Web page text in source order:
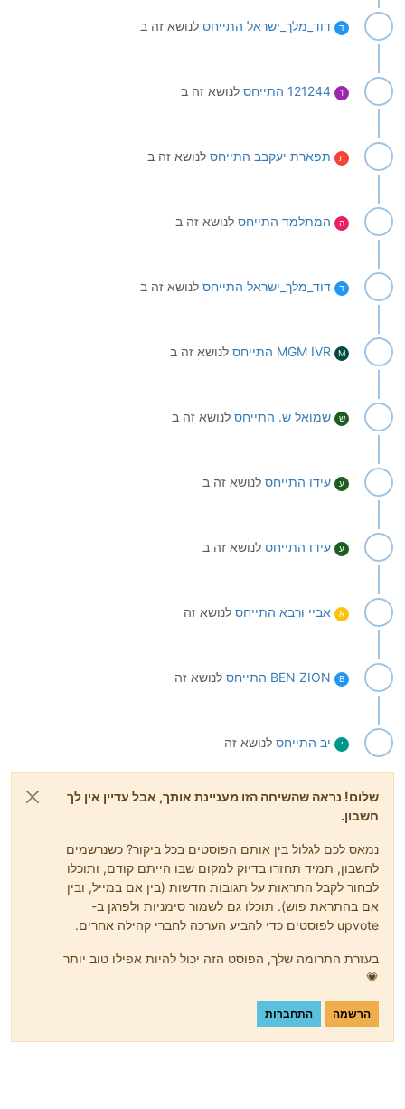
ד דוד_מלך_ישראל התייחס לנושא זה ב
1
121244 התייחס לנושא זה ב
ת תפארת יעקבב התייחס לנושא זה ב
ה המתלמד התייחס לנושא זה ב
ד דוד_מלך_ישראל התייחס לנושא זה ב
M
MGM IVR התייחס לנושא זה ב
ש שמואל ש. התייחס לנושא זה ב
ע עידו התייחס לנושא זה ב
ע עידו התייחס לנושא זה ב
א אביי ורבא התייחס לנושא זה
B
BEN ZION התייחס לנושא זה
י יב התייחס לנושא זה
שלום! נראה שהשיחה הזו מעניינת אותך, אבל עדיין אין לך
חשבון.
נמאס לכם לגלול בין אותם הפוסטים בכל ביקור? כשנרשמים
לחשבון, תמיד תחזרו בדיוק למקום שבו הייתם קודם, ותוכלו
לבחור לקבל התראות על תגובות חדשות (בין אם במייל, ובין
אם בהתראת פוש). תוכלו גם לשמור סימניות ולפרגן ב-
upvote לפוסטים כדי להביע הערכה לחברי קהילה אחרים.
בעזרת התרומה שלך, הפוסט הזה יכול להיות אפילו טוב יותר
💗
הרשמה התחברות